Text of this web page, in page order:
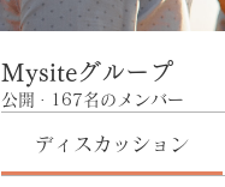
Mysiteグループ
公開 · 167名のメンバー
ディスカッション